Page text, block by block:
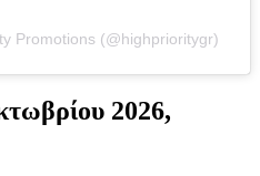
Promotions (@highprioritygr)
2026,